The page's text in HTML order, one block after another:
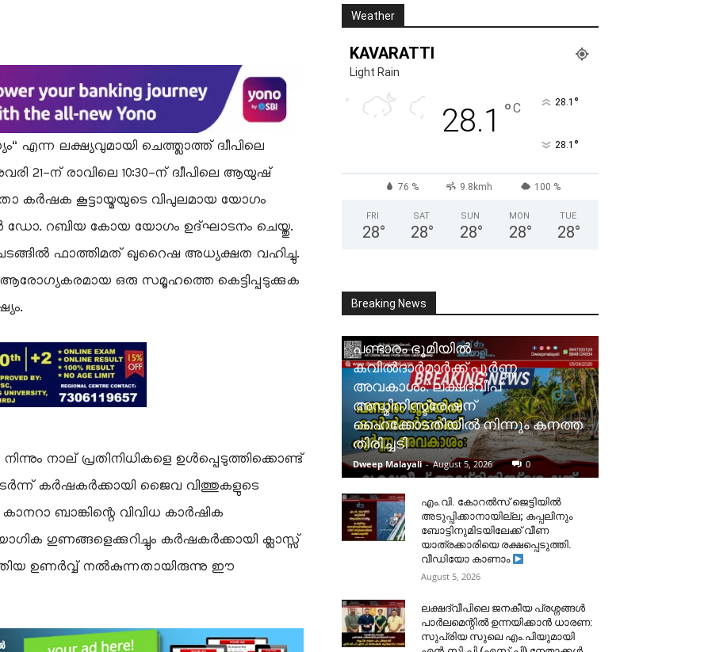
എന്ന ലക്ഷ്യവുമായി ചെത്ത്ലാത്ത് ദ്വീപിലെ
21-ന് രാവിലെ 10:30-ന് ദ്വീപിലെ ആയുഷ്
കൂട്ടായ്മയുടെ വിപുലമായ യോഗം
റബിയ കോയ യോഗം ഉദ്ഘാടനം ചെയ്തു.
ഫാത്തിമത് ഖുറൈഷ അധ്യക്ഷത വഹിച്ചു.
ആരോഗ്യകരമായ ഒരു സമൂഹത്തെ കെട്ടിപ്പടുക്കുക
നാല് പ്രതിനിധികളെ ഉൾപ്പെടുത്തിക്കൊണ്ട്
തുടർന്ന് കർഷകർക്കായി ജൈവ വിത്തുകളുടെ
ബാങ്കിന്റെ വിവിധ കാർഷിക
ഗുണങ്ങളെക്കുറിച്ചും കർഷകർക്കായി ക്ലാസ്സ്
പുതിയ ഉണർവ്വ് നൽകുന്നതായിരുന്നു ഈ
Weather
KAVARATTI
Light Rain
28.1 °C 28.1 °
28.1 °
76 % 9.8kmh 100 %
FRI
28°
SAT
28°
SUN
28°
MON
28°
TUE
28°
Breaking News
പണ്ടാരം ഭൂമിയിൽ
കവിൽദാർമാർക്ക് പൂർണ്ണ
അവകാശം: ലക്ഷദ്വീപ്
അഡ്മിനിസ്ട്രേഷന്
ഹൈക്കോടതിയിൽ നിന്നും കനത്ത
തിരിച്ചടി
Dweep Malayali - August 5, 2026 0
​എം.വി. കോറൽസ് ജെട്ടിയിൽ
അടുപ്പിക്കാനായില്ല; കപ്പലിനും
ബോട്ടിനുമിടയിലേക്ക് വീണ
യാത്രക്കാരിയെ രക്ഷപ്പെടുത്തി.
വീഡിയോ കാണാം
August 5, 2026
ലക്ഷദ്വീപിലെ ജനകീയ പ്രശ്നങ്ങൾ
പാർലമെന്റിൽ ഉന്നയിക്കാൻ ധാരണ:
സുപ്രിയ സുലെ എം.പിയുമായി